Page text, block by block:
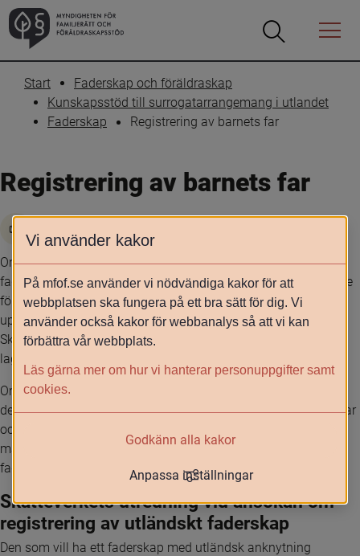
Öppna
Öppna
Menyn
Start
Faderskap och föräldraskap
Kunskapsstöd till surrogatarrangemang i utlandet
Faderskap
Registrering av barnets far
Registrering av barnets far
Om surrogatmodern är ensam rättslig förälder krävs att
faderskapet är fastställt på ett sätt som kan erkännas i Sverige
för att fadern ska kunna registreras i folkbokföringen. Vid
uppvisande av en utländsk faderskapsfastställelse har
Skatteverket att ta ställning till om den är giltig i Sverige enligt
lag (1985:367) om föräldraskap i internationella situationer.
Om surrogatmoderns make är presumtiv far till barnet saknar
det betydelse att de tilltänkta föräldrarna finns angivna som far
och mor i barnets födelsebevis. Det presumtiva faderskapet
måste först hävas innan det kan fastställas att den tilltänkte
fadern är rättslig far.
Skatteverkets utredning vid ansökan om
registrering av utländskt faderskap
Den som vill ha ett faderskap med utländsk anknytning
Vi använder kakor
På mfof.se använder vi nödvändiga kakor för att
webbplatsen ska fungera på ett bra sätt för dig. Vi
använder också kakor för webbanalys så att vi kan
förbättra vår webbplats.
Läs gärna mer om hur vi hanterar personuppgifter samt
cookies.
Godkänn alla kakor
Anpassa inställningar